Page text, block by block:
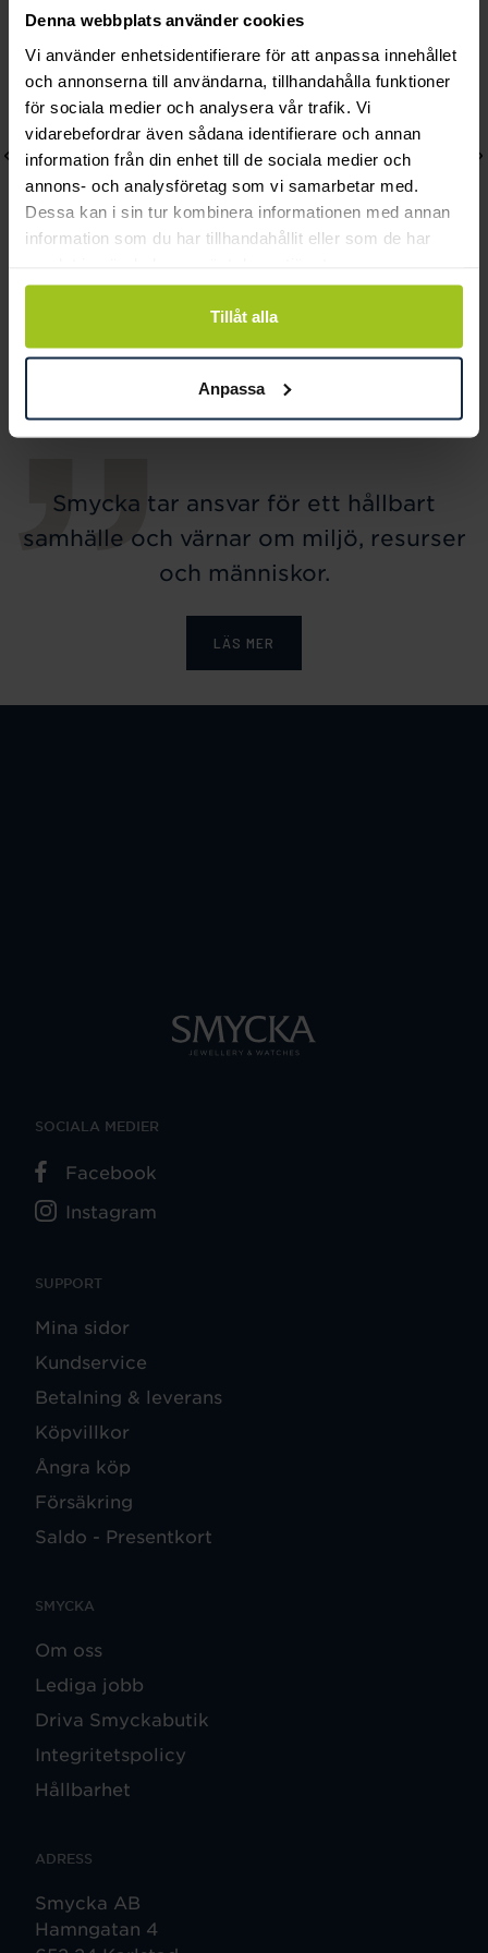
Denna webbplats använder cookies
Vi använder enhetsidentifierare för att anpassa innehållet
och annonserna till användarna, tillhandahålla funktioner
för sociala medier och analysera vår trafik. Vi
vidarebefordrar även sådana identifierare och annan
information från din enhet till de sociala medier och
annons- och analysföretag som vi samarbetar med.
Dessa kan i sin tur kombinera informationen med annan
information som du har tillhandahållit eller som de har
Tillåt alla
Anpassa
18K
Ava Jewels
Pris:7 930 kr
7 930 kr
Smycka tar ansvar för ett hållbart
samhälle och värnar om miljö, resurser
och människor.
LÄS MER
SUPPORT
Mina sidor
Kundservice
Betalning & leverans
Köpvillkor
Ångra köp
Försäkring
Saldo - Presentkort
SMYCKA
Om oss
Lediga jobb
Driva Smyckabutik
Integritetspolicy
Hållbarhet
ADRESS
Smycka AB
Hamngatan 4
SOCIALA MEDIER
Facebook
Instagram